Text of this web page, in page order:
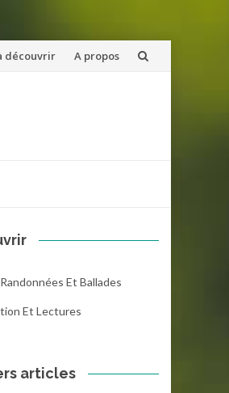
découvrir A propos
Et Ballades
Et Lectures
articles